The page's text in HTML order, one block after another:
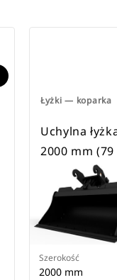
Łyżki — koparka
Uchylna
2000 mm
Szerokość
2000 mm